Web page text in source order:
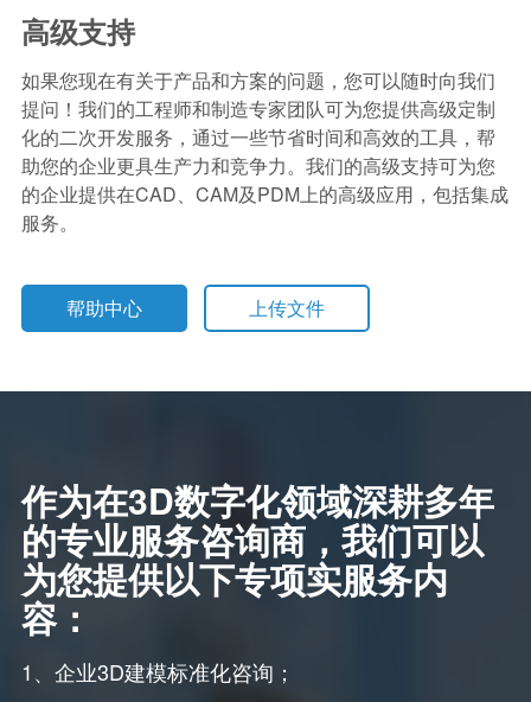
高级支持
如果您现在有关于产品和方案的问题，您可以随时向我们
提问！我们的工程师和制造专家团队可为您提供高级定制
化的二次开发服务，通过一些节省时间和高效的工具，帮
助您的企业更具生产力和竞争力。我们的高级支持可为您
的企业提供在CAD、CAM及PDM上的高级应用，包括集成
服务。
帮助中心 上传文件
作为在3D数字化领域深耕多年
的专业服务咨询商，我们可以
为您提供以下专项实服务内
容：
1、企业3D建模标准化咨询；